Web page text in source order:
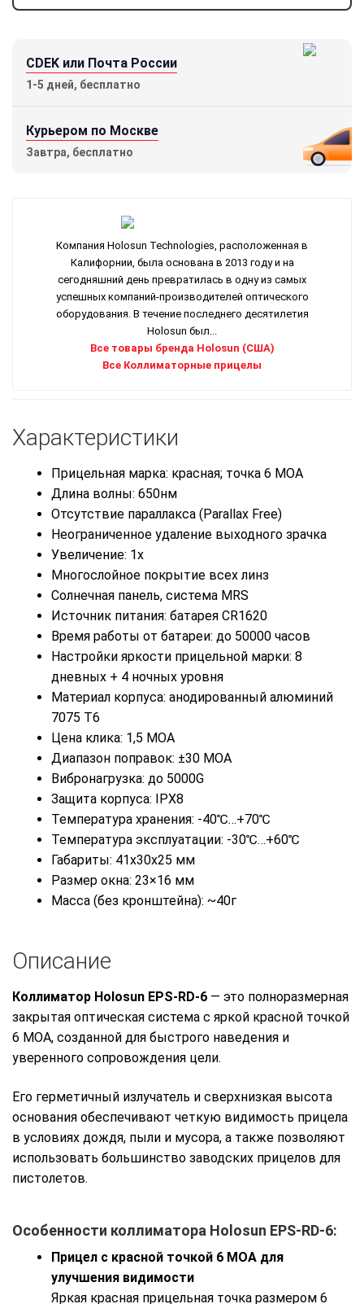
CDEK или Почта России
1-5 дней, бесплатно
Курьером по Москве
Завтра, бесплатно
Компания Holosun Technologies, расположенная в
Калифорнии, была основана в 2013 году и на
сегодняшний день превратилась в одну из самых
успешных компаний-производителей оптического
оборудования. В течение последнего десятилетия
Holosun был...
Все товары бренда Holosun (США)
Все Коллиматорные прицелы
Характеристики
Прицельная марка: красная; точка 6 MOA
Длина волны: 650нм
Отсутствие параллакса (Parallax Free)
Неограниченное удаление выходного зрачка
Увеличение: 1x
Многослойное покрытие всех линз
Солнечная панель, система MRS
Источник питания: батарея CR1620
Время работы от батареи: до 50000 часов
Настройки яркости прицельной марки: 8
дневных + 4 ночных уровня
Материал корпуса: анодированный алюминий
7075 T6
Цена клика: 1,5 MOA
Диапазон поправок: ±30 MOA
Вибронагрузка: до 5000G
Защита корпуса: IPX8
Температура хранения: -40℃…+70℃
Температура эксплуатации: -30℃…+60℃
Габариты: 41x30x25 мм
Размер окна: 23×16 мм
Масса (без кронштейна): ~40г
Описание
Коллиматор Holosun EPS-RD-6 — это полноразмерная
закрытая оптическая система с яркой красной точкой
6 МОА, созданной для быстрого наведения и
уверенного сопровождения цели.
Его герметичный излучатель и сверхнизкая высота
основания обеспечивают четкую видимость прицела
в условиях дождя, пыли и мусора, а также позволяют
использовать большинство заводских прицелов для
пистолетов.
Особенности коллиматора Holosun EPS-RD-6:
Прицел с красной точкой 6 МОА для
улучшения видимости
Яркая красная прицельная точка размером 6